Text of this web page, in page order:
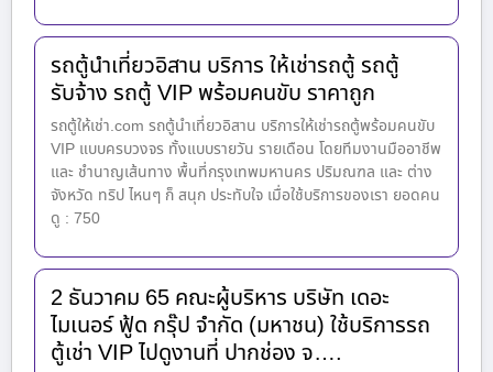
รถตู้นำเที่ยวอิสาน บริการ ให้เช่ารถตู้ รถตู้
รับจ้าง รถตู้ VIP พร้อมคนขับ ราคาถูก
รถตู้ให้เช่า.com รถตู้นำเที่ยวอิสาน บริการให้เช่ารถตู้พร้อมคนขับ
VIP แบบครบวงจร ทั้งแบบรายวัน รายเดือน โดยทีมงานมืออาชีพ
และ ชำนาญเส้นทาง พื้นที่กรุงเทพมหานคร ปริมณฑล และ ต่าง
จังหวัด ทริป ไหนๆ ก็ สนุก ประทับใจ เมื่อใช้บริการของเรา ยอดคน
ดู : 750
2 ธันวาคม 65 คณะผู้บริหาร บริษัท เดอะ
ไมเนอร์ ฟู้ด กรุ๊ป จำกัด (มหาชน) ใช้บริการรถ
ตู้เช่า VIP ไปดูงานที่ ปากช่อง จ….